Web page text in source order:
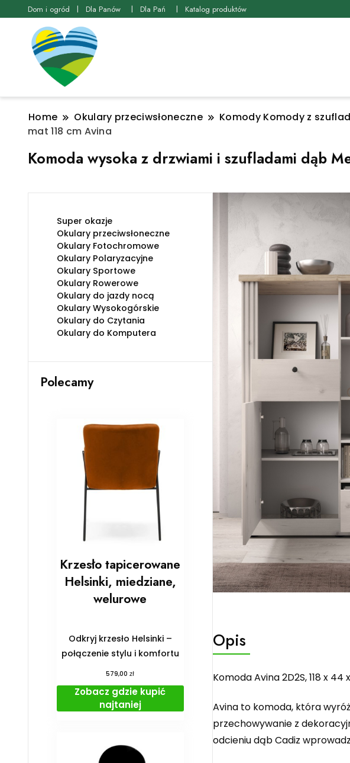
Dom i ogród Dla Panów Dla Pań Katalog produktów
Home Okulary przeciwsłoneczne Komody Komody z
mat 118 cm Avina
Komoda wysoka z drzwiami i szufladami dąb
Opis
Komoda Avina 2D2S, 118 x
Avina to komoda, która
przechowywanie z
odcieniu dąb Cadiz
Super okazje
Okulary przeciwsłoneczne
Okulary Fotochromowe
Okulary Polaryzacyjne
Okulary Sportowe
Okulary Rowerowe
Okulary do jazdy nocą
Okulary Wysokogórskie
Okulary do Czytania
Okulary do Komputera
Polecamy
Krzesło tapicerowane
Helsinki, miedziane,
welurowe
Odkryj krzesło Helsinki –
połączenie stylu i komfortu
579,00zł
Zobacz gdzie kupić
najtaniej